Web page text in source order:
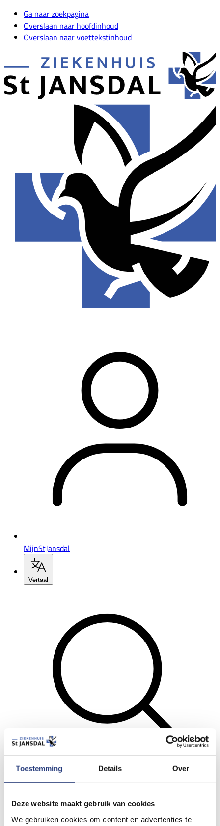
Toestemming Details Over
Deze website maakt gebruik van cookies
We gebruiken cookies om content en advertenties te
Ga naar zoekpagina
Overslaan naar hoofdinhoud
Overslaan naar voettekstinhoud
MijnStJansdal
Vertaal
Zoeken
Algemene links voor de hele website